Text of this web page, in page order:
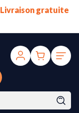
Livraison gratuite